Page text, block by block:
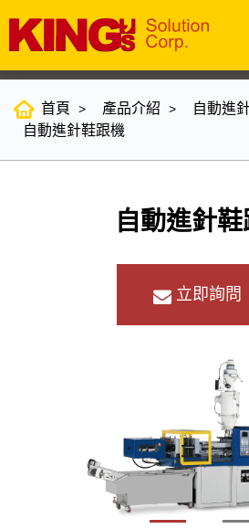
首頁 產品介紹
自動進
自動進針鞋跟機
自動進針
立即詢問